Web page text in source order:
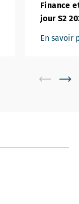
Finance
jour S2
En savoir